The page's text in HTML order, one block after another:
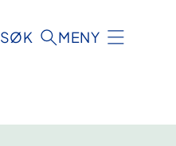
SØK MENY